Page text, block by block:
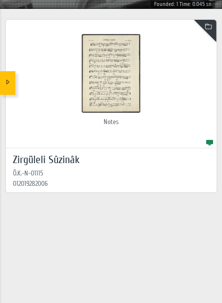
Founded: 1 Time: 0.045 sn
Notes
Zirgüleli Sûzinâk
Ö.K.-N-01115
012019282006